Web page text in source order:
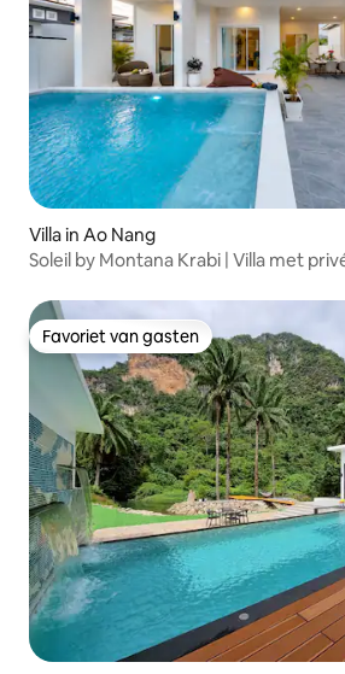
Villa in Ao Nang
Soleil by Montana Krabi | Villa met
Favoriet van gasten
Favoriet van gasten